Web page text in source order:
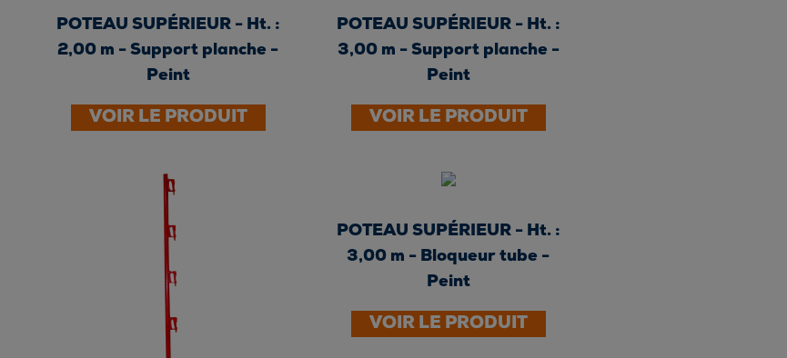
POTEAU SUPÉRIEUR - Ht. :
2,00 m - Support planche -
Peint
VOIR LE PRODUIT
POTEAU SUPÉRIEUR - Ht. :
3,00 m - Support planche -
Peint
VOIR LE PRODUIT
POTEAU SUPÉRIEUR - Ht. :
3,00 m - Bloqueur tube -
Peint
VOIR LE PRODUIT